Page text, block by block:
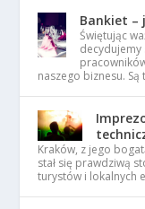
Bankiet –
Świętując
decydujemy
naszego biznesu. Są
Kraków, z jego
stał się prawdziwą
turystów i lokalnych